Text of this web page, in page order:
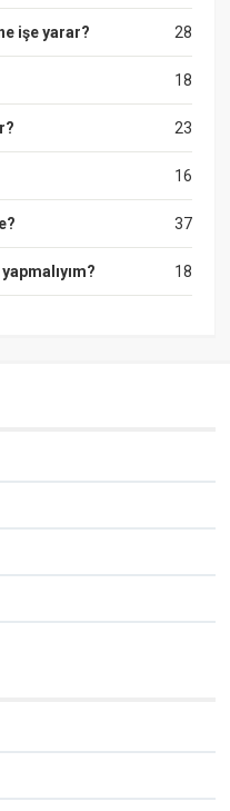
28
işe yarar?
18
23
16
37
18